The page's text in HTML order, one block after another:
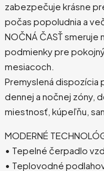
zabezpečuje krásne
počas popoludnia a
NOČNÁ ČASŤ
podmienky pre
mesiacoch.
Premyslená
dennej a nočnej zóny,
miestnosť, kúpeľňu,
MODERNÉ
• Tepelné čerpadlo
• Teplovodné